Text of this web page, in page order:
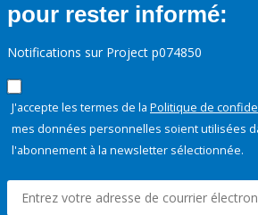
pour rester informé:
Notifications sur Project p074850
J'accepte les termes de la Politique de
mes données personnelles soient utilisées
l'abonnement à la newsletter sélectionnée.